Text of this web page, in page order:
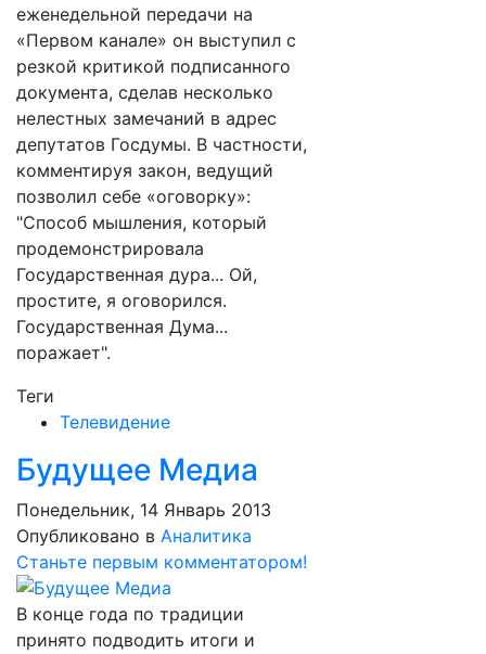
еженедельной передачи на
«Первом канале» он выступил с
резкой критикой подписанного
документа, сделав несколько
нелестных замечаний в адрес
депутатов Госдумы. В частности,
комментируя закон, ведущий
позволил себе «оговорку»:
"Способ мышления, который
продемонстрировала
Государственная дура... Ой,
простите, я оговорился.
Государственная Дума...
поражает".
Теги
Телевидение
Будущее Медиа
Понедельник, 14 Январь 2013
Опубликовано в Аналитика
Станьте первым комментатором!
В конце года по традиции
принято подводить итоги и